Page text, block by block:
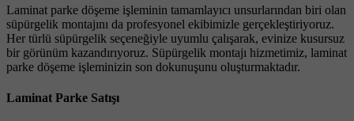
Laminat parke döşeme işleminin tamamlayıcı unsurlarından biri olan
süpürgelik montajını da profesyonel ekibimizle gerçekleştiriyoruz.
Her türlü süpürgelik seçeneğiyle uyumlu çalışarak, evinize kusursuz
bir görünüm kazandırıyoruz. Süpürgelik montajı hizmetimiz, laminat
parke döşeme işleminizin son dokunuşunu oluşturmaktadır.
Laminat Parke Satışı